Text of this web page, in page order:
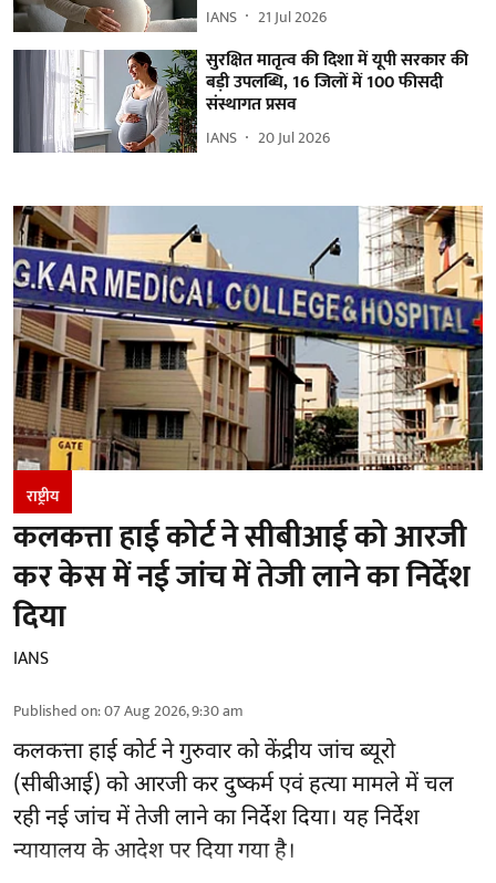
IANS 21 Jul 2026
सुरक्षित मातृत्व की दिशा में यूपी सरकार की
बड़ी उपलब्धि, 16 जिलों में 100 फीसदी
संस्थागत प्रसव
IANS 20 Jul 2026
राष्ट्रीय
कलकत्ता हाई कोर्ट ने सीबीआई को आरजी
कर केस में नई जांच में तेजी लाने का निर्देश
दिया
IANS
Published on:07 Aug 2026, 9:30 am
कलकत्ता हाई कोर्ट ने गुरुवार को केंद्रीय जांच ब्यूरो
(सीबीआई) कोआरजी कर दुष्कर्म एवं हत्या मामलेमें चल
रही नई जांच में तेजी लाने का निर्देश दिया। यह निर्देश
न्यायालय के आदेश पर दिया गया है।